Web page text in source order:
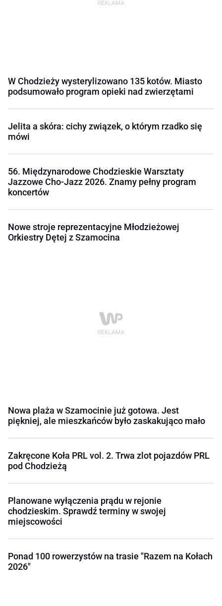
W Chodzieży wysterylizowano 135 kotów. Miasto
podsumowało program opieki nad zwierzętami
Jelita a skóra: cichy związek, o którym rzadko się
mówi
56. Międzynarodowe Chodzieskie Warsztaty
Jazzowe Cho-Jazz 2026. Znamy pełny program
koncertów
Nowe stroje reprezentacyjne Młodzieżowej
Orkiestry Dętej z Szamocina
Nowa plaża w Szamocinie już gotowa. Jest
piękniej, ale mieszkańców było zaskakująco mało
Zakręcone Koła PRL vol. 2. Trwa zlot pojazdów PRL
pod Chodzieżą
Planowane wyłączenia prądu w rejonie
chodzieskim. Sprawdź terminy w swojej
miejscowości
Ponad 100 rowerzystów na trasie "Razem na Kołach
2026"